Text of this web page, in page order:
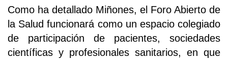
Como ha detallado Miñones, el Foro Abierto de
la Salud funcionará como un espacio colegiado
de participación de pacientes, sociedades
científicas y profesionales sanitarios, en que